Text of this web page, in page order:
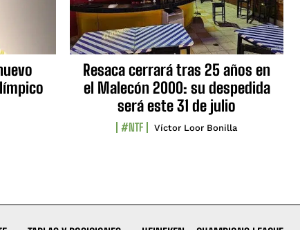
Resaca cerrará tras 25 años en
el Malecón 2000: su despedida
será este 31 de julio
#NTF Víctor Loor Bonilla